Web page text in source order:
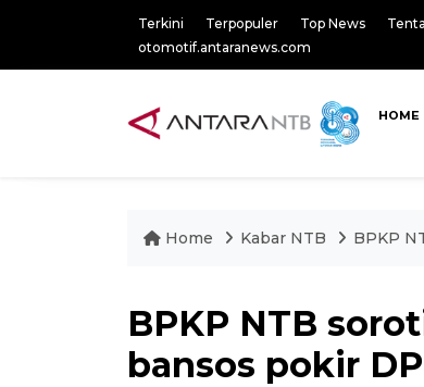
Terkini Terpopuler Top News
otomotif.antaranews.com
HOME
Home Kabar NTB BPKP
BPKP NTB
bansos pokir